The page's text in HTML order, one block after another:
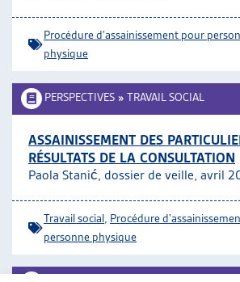
Procédure d'assainissement pour
physique
PERSPECTIVES » TRAVAIL SOCIAL
ASSAINISSEMENT DES
RÉSULTATS DE LA CONSULTATION
Paola Stanić, dossier de veille, avril
Travail social Procédure
personne physique